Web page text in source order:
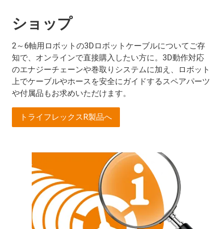
ショップ
2～6軸用ロボットの3Dロボットケーブルについてご存
知で、オンラインで直接購入したい方に。3D動作対応
のエナジーチェーンや巻取りシステムに加え、ロボット
上でケーブルやホースを安全にガイドするスペアパーツ
や付属品もお求めいただけます。
トライフレックスR製品へ